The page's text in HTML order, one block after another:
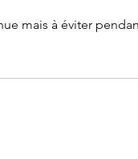
mais à éviter